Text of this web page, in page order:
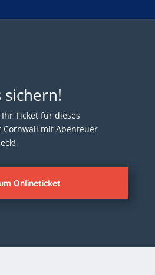
sichern!
Ticket für dieses
Cornwall mit Abenteuer
Onlineticket